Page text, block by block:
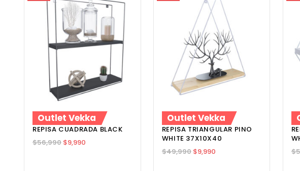
Outlet Vekka
REPISA CUADRADA BLACK
$56,990 $9,990
Outlet Vekka
REPISA TRIANGULAR PINO
WHITE 37X10X40
$49,990 $9,990
$